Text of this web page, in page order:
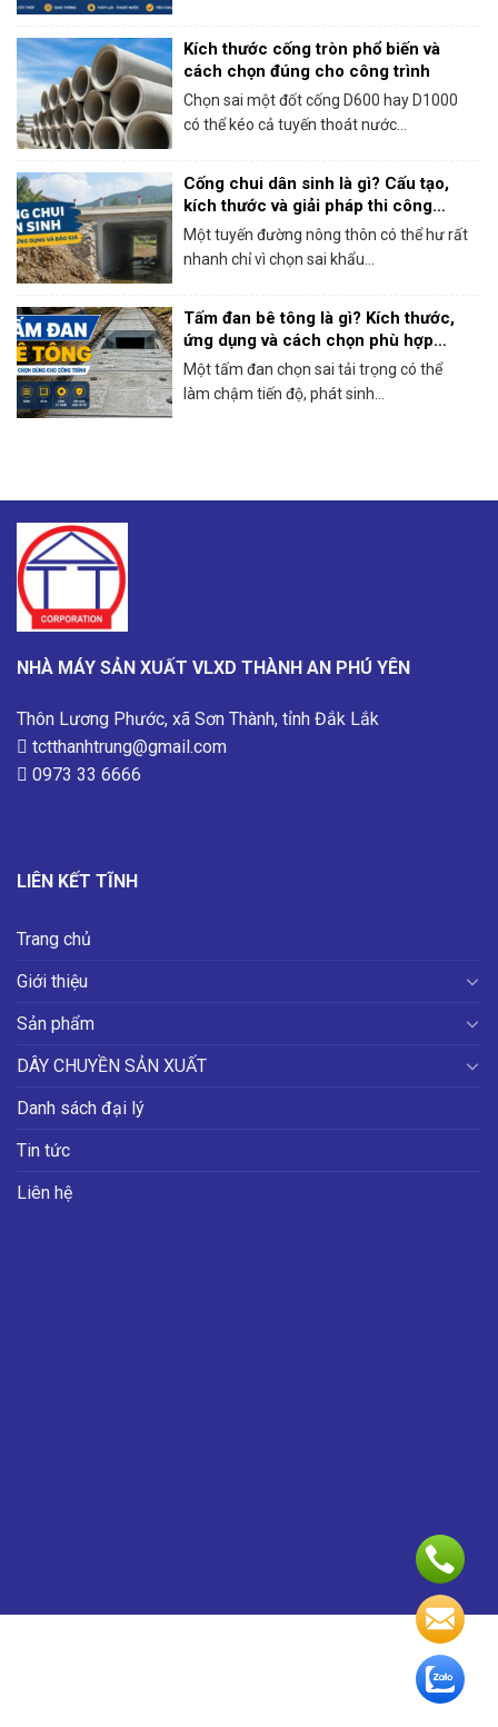
Kích thước cống tròn phổ biến và
cách chọn đúng cho công trình
Chọn sai một đốt cống D600 hay D1000
có thể kéo cả tuyến thoát nước...
Cống chui dân sinh là gì? Cấu tạo,
kích thước và giải pháp thi công
thực tế
Một tuyến đường nông thôn có thể hư rất
nhanh chỉ vì chọn sai khẩu...
Tấm đan bê tông là gì? Kích thước,
ứng dụng và cách chọn phù hợp
công trình
Một tấm đan chọn sai tải trọng có thể
làm chậm tiến độ, phát sinh...
NHÀ MÁY SẢN XUẤT VLXD THÀNH AN PHÚ YÊN
Thôn Lương Phước, xã Sơn Thành, tỉnh Đắk Lắk
tctthanhtrung@gmail.com
0973 33 6666
LIÊN KẾT TĨNH
Trang chủ
Giới thiệu
Sản phẩm
DÂY CHUYỀN SẢN XUẤT
Danh sách đại lý
Tin tức
Liên hệ
Thiết kế